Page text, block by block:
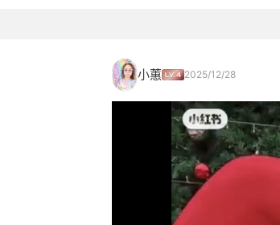
小蕙 2025/12/28